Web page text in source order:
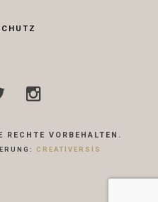
VORBEHALTEN.
CREATIVERSIS